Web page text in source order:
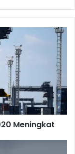
Meningkat